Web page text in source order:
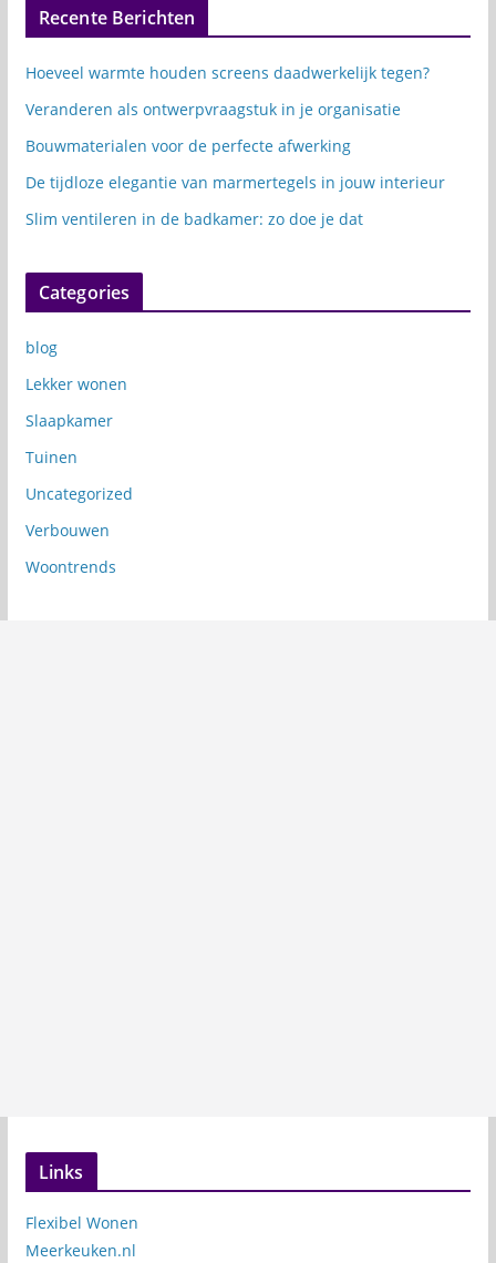
Recente Berichten
Hoeveel warmte houden screens daadwerkelijk tegen?
Veranderen als ontwerpvraagstuk in je organisatie
Bouwmaterialen voor de perfecte afwerking
De tijdloze elegantie van marmertegels in jouw interieur
Slim ventileren in de badkamer: zo doe je dat
Categories
blog
Lekker wonen
Slaapkamer
Tuinen
Uncategorized
Verbouwen
Woontrends
Links
Flexibel Wonen
Meerkeuken.nl